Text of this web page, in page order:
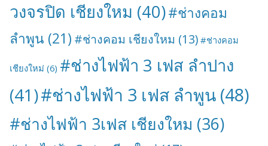
วงจรปิด เชียงใหม (40)#ช่างคอม
ลำพูน (21) #ช่างคอม เชียงใหม (13) #ช่างคอม
เชียงใหม่ (6) #ช่างไฟฟ้า 3 เฟส ลำปาง
(41)#ช่างไฟฟ้า 3 เฟส ลำพูน (48)
#ช่างไฟฟ้า 3เฟส เชียงใหม (36)